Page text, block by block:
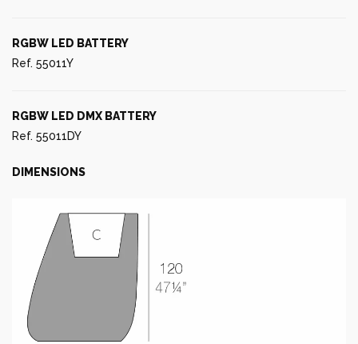
RGBW LED BATTERY
Ref. 55011Y
RGBW LED DMX BATTERY
Ref. 55011DY
DIMENSIONS